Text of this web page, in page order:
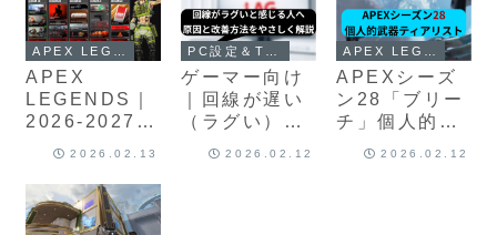
リット2対
応）
APEX
LEGENDS｜
2026-2027年
度ロードマッ
2026.02.13
ゲーマー向け
｜回線が遅い
（ラグい）と
感じる人へ原
2026.02.12
APEXシーズ
ン28「ブリー
チ」個人的武
器ティアリス
2026.02.12